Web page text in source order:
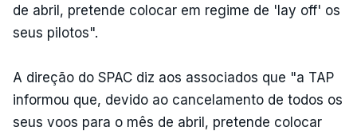
de abril, pretende colocar em regime de 'lay off' os
seus pilotos".
A direção do SPAC diz aos associados que "a TAP
informou que, devido ao cancelamento de todos os
seus voos para o mês de abril, pretende colocar